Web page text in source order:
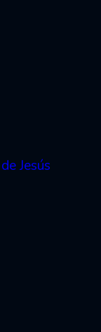
Jesús